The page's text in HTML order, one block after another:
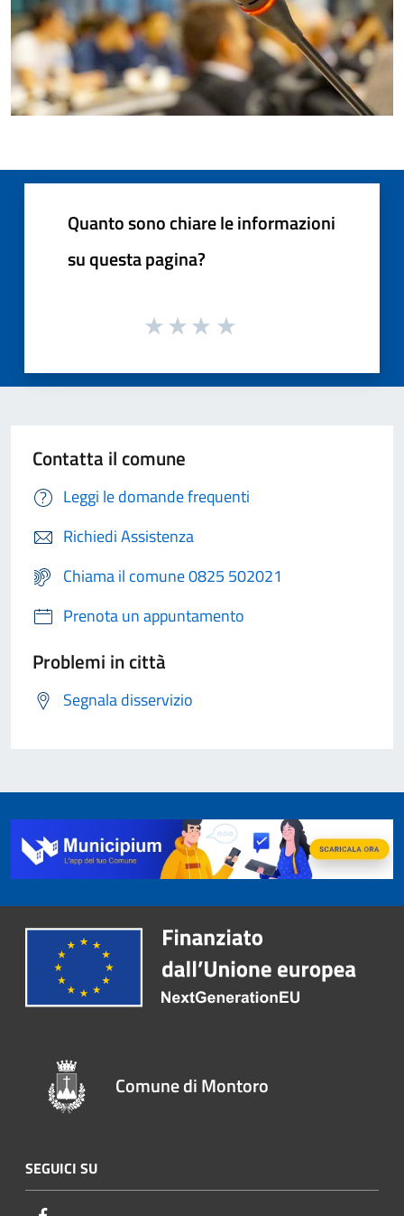
Quanto sono chiare le informazioni
su questa pagina?
Contatta il comune
Leggi le domande frequenti
Richiedi Assistenza
Chiama il comune 0825 502021
Prenota un appuntamento
Problemi in città
Segnala disservizio
Comune di Montoro
SEGUICI SU